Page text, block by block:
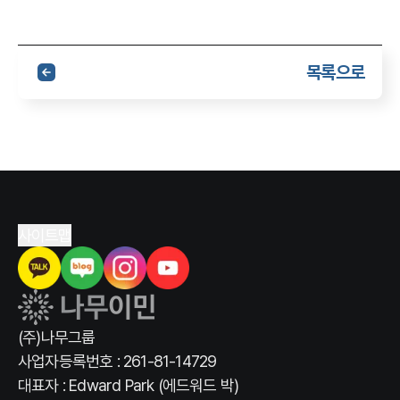
목록으로
(주)나무그룹
사업자등록번호 : 261-81-14729
대표자 : Edward Park (에드워드 박)